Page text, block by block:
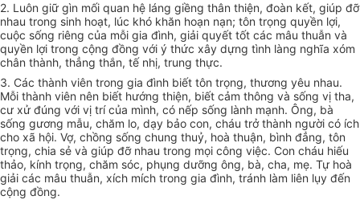
2. Luôn giữ gìn mối quan hệ láng giềng thân thiện, đoàn kết, giúp đỡ
nhau trong sinh hoạt, lúc khó khăn hoạn nạn; tôn trọng quyền lợi,
cuộc sống riêng của mỗi gia đình, giải quyết tốt các mâu thuẫn và
quyền lợi trong cộng đồng với ý thức xây dựng tình làng nghĩa xóm
chân thành, thẳng thắn, tế nhị, trung thực.
3. Các thành viên trong gia đình biết tôn trọng, thương yêu nhau.
Mỗi thành viên nên biết hướng thiện, biết cảm thông và sống vị tha,
cư xử đúng với vị trí của mình, có nếp sống lành mạnh. Ông, bà
sống gương mẫu, chăm lo, dạy bảo con, cháu trở thành người có ích
cho xã hội. Vợ, chồng sống chung thuỷ, hoà thuận, bình đẳng, tôn
trọng, chia sẻ và giúp đỡ nhau trong mọi công việc. Con cháu hiếu
thảo, kính trọng, chăm sóc, phụng dưỡng ông, bà, cha, mẹ. Tự hoà
giải các mâu thuẫn, xích mích trong gia đình, tránh làm liên lụy đến
cộng đồng.